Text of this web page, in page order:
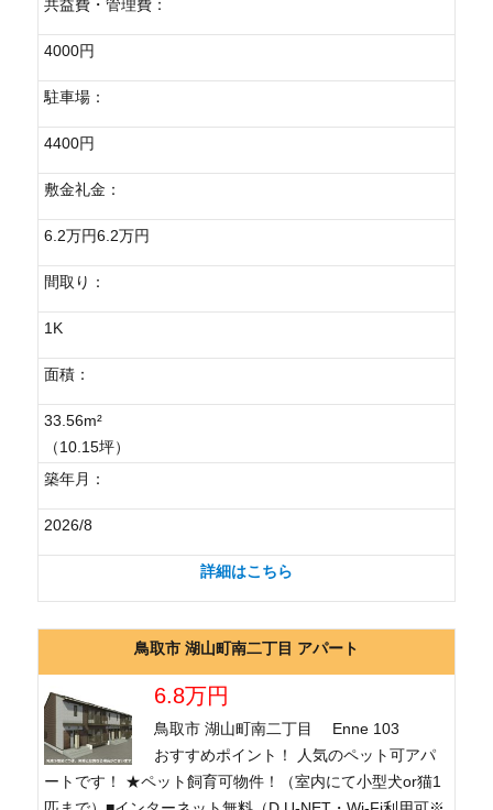
共益費・管理費：
4000円
駐車場：
4400円
敷金礼金：
6.2万円6.2万円
間取り：
1K
面積：
33.56m²
（10.15坪）
築年月：
2026/8
詳細はこちら
鳥取市 湖山町南二丁目 アパート
6.8万円
鳥取市 湖山町南二丁目 Enne 103
おすすめポイント！ 人気のペット可アパ
ートです！ ★ペット飼育可物件！（室内にて小型犬or猫1